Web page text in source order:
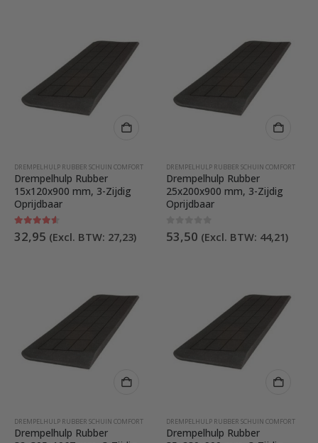
DREMPELHULP RUBBER SCHUIN COMFORT
Drempelhulp Rubber
15x120x900 mm, 3-Zijdig
Oprijdbaar
4.50 out of 5
32,95 (Excl. BTW: 27,23)
DREMPELHULP RUBBER SCHUIN COMFORT
Drempelhulp Rubber
25x200x900 mm, 3-Zijdig
Oprijdbaar
0out of 5
53,50 (Excl. BTW: 44,21)
DREMPELHULP RUBBER SCHUIN COMFORT
Drempelhulp Rubber
DREMPELHULP RUBBER SCHUIN COMFORT
Drempelhulp Rubber